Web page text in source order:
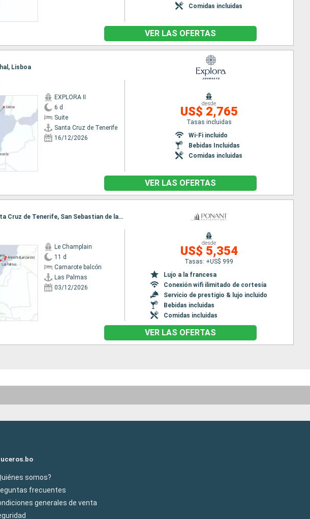
Comidas incluidas
VER LAS OFERTAS
Lisboa
EXPLORA II
6 d
Suite
Santa Cruz de Tenerife
16/12/2026
desde
US$ 2,765
Tasas incluidas
Wi-Fi incluido
Bebidas Incluidas
Comidas incluidas
VER LAS OFERTAS
Itinerario : Las Palmas, Arrecife (Lanzarote), Puerto del Rosario, Santa Cruz de Tenerife, San Sebastian de la gomera, Mindelo, Praia, Dakar
Le Champlain
11 d
Camarote balcón
Las Palmas
03/12/2026
desde
US$ 5,354
Tasas: +US$ 999
Lujo a la francesa
Conexión wifi ilimitado de cortesía
Servicio de prestigio & lujo incluido
Bebidas incluidas
Comidas incluidas
VER LAS OFERTAS
somos?
frecuentes
generales de venta